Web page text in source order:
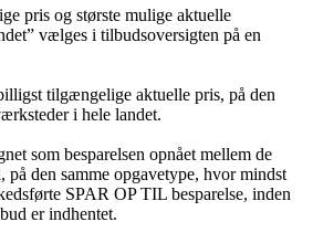
pris og største mulige aktuelle
vælges i tilbudsoversigten på en
tilgængelige aktuelle pris, på den
i hele landet.
som besparelsen opnået mellem de
den samme opgavetype, hvor mindst
SPAR OP TIL besparelse, inden
er indhentet.